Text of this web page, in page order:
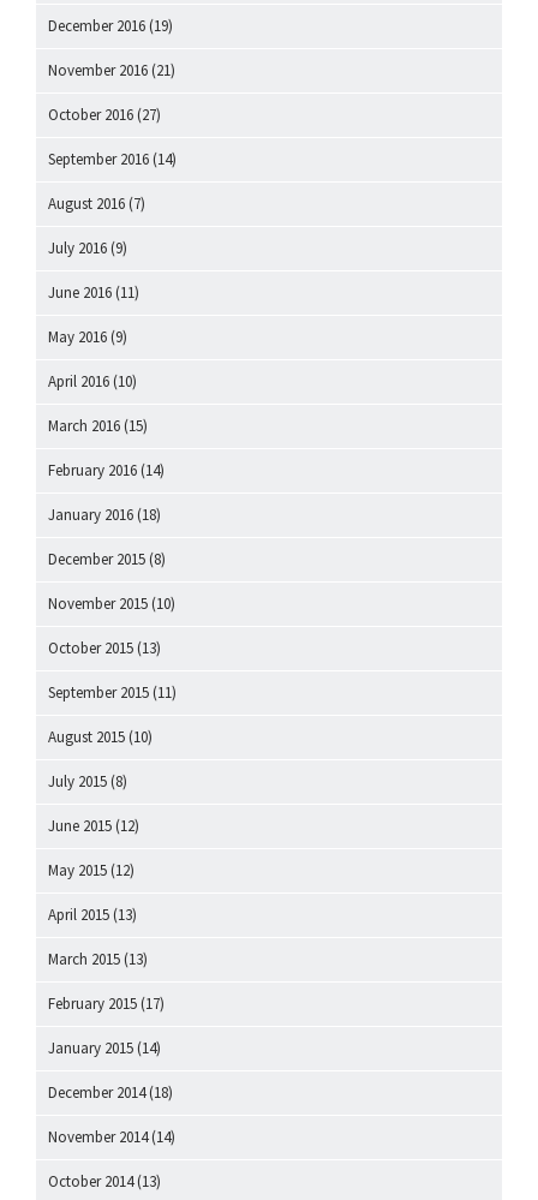
December 2016 (19)
November 2016 (21)
October 2016 (27)
September 2016 (14)
August 2016 (7)
July 2016 (9)
June 2016 (11)
May 2016 (9)
April 2016 (10)
March 2016 (15)
February 2016 (14)
January 2016 (18)
December 2015 (8)
November 2015 (10)
October 2015 (13)
September 2015 (11)
August 2015 (10)
July 2015 (8)
June 2015 (12)
May 2015 (12)
April 2015 (13)
March 2015 (13)
February 2015 (17)
January 2015 (14)
December 2014(18)
November 2014(14)
October 2014(13)